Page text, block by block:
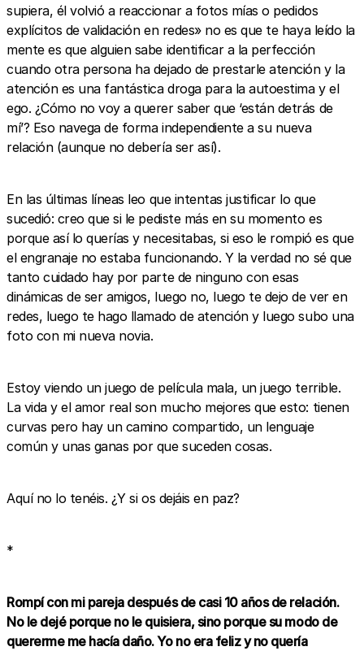
supiera, él volvió a reaccionar a fotos mías o pedidos
explícitos de validación en redes» no es que te haya leído la
mente es que alguien sabe identificar a la perfección
cuando otra persona ha dejado de prestarle atención y la
atención es una fantástica droga para la autoestima y el
ego. ¿Cómo no voy a querer saber que ‘están detrás de
mí’? Eso navega de forma independiente a su nueva
relación (aunque no debería ser así).
En las últimas líneas leo que intentas justificar lo que
sucedió: creo que si le pediste más en su momento es
porque así lo querías y necesitabas, si eso le rompió es que
el engranaje no estaba funcionando. Y la verdad no sé que
tanto cuidado hay por parte de ninguno con esas
dinámicas de ser amigos, luego no, luego te dejo de ver en
redes, luego te hago llamado de atención y luego subo una
foto con mi nueva novia.
Estoy viendo un juego de película mala, un juego terrible.
La vida y el amor real son mucho mejores que esto: tienen
curvas pero hay un camino compartido, un lenguaje
común y unas ganas por que suceden cosas.
Aquí no lo tenéis. ¿Y si os dejáis en paz?
*
Rompí con mi pareja después de casi 10 años de relación.
No le dejé porque no le quisiera, sino porque su modo de
quererme me hacía daño. Yo no era feliz y no quería